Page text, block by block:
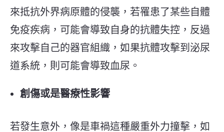
來抵抗外界病原體的侵襲，若罹患了某些自體
免疫疾病，可能會導致自身的抗體失控，反過
來攻擊自己的器官組織，如果抗體攻擊到泌尿
道系統，則可能會導致血尿。
創傷或是醫療性影響
若發生意外，像是車禍這種嚴重外力撞擊，如